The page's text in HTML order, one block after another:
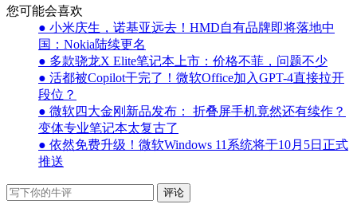
您可能会喜欢
● 小米庆生，诺基亚远去！HMD自有品牌即将落地中
国：Nokia陆续更名
● 多款骁龙X Elite笔记本上市：价格不菲，问题不少
● 活都被Copilot干完了！微软Office加入GPT-4直接拉开
段位？
● 微软四大金刚新品发布： 折叠屏手机竟然还有续作？
变体专业笔记本太复古了
● 依然免费升级！微软Windows 11系统将于10月5日正式
推送
评论